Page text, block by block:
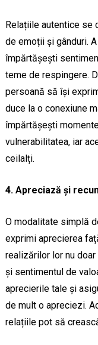
Relațiile autentice se
de emoții și gânduri.
împărtășești
teme de respingere.
persoană să își
duce la o conexiune
împărtășești
vulnerabilitatea, iar
ceilalți.
4. Apreciază și
O modalitate simplă
exprimi aprecierea
realizărilor lor nu
și sentimentul de
aprecierile tale și
de mult o apreciezi.
relațiile pot să